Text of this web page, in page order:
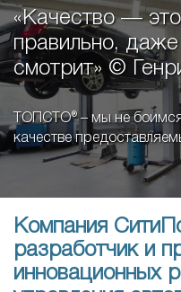
«Качество —
правильно,
смотрит» ©
ТОПСТО® – мы не
качестве
Компания
разработчик и
инновационных